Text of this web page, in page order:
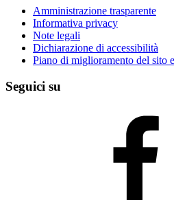
Amministrazione trasparente
Informativa privacy
Note legali
Dichiarazione di accessibilità
Piano di miglioramento del sito
Seguici su